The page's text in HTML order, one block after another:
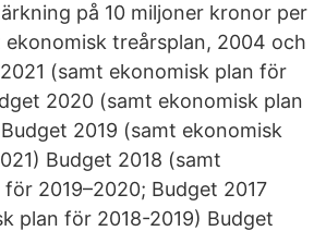
på 10 miljoner kronor per
ekonomisk treårsplan, 2004 och
(samt ekonomisk plan för
2020 (samt ekonomisk plan
2019 (samt ekonomisk
Budget 2018 (samt
2019–2020; Budget 2017
plan för 2018-2019) Budget